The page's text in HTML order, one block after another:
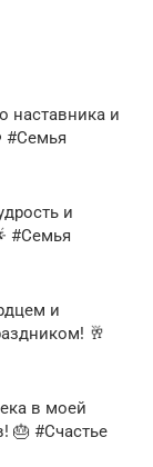
наставника и
#Семья
и
#Семья
и
🥂
в моей
🎂 #Счастье